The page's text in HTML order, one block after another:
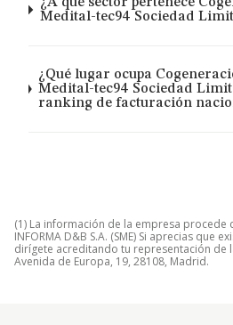
Medital-tec94 Sociedad
¿Qué lugar ocupa
Medital-tec94 Sociedad
ranking de facturación
(1) La información de la empresa procede
INFORMA D&B S.A. (SME) Si aprecias que
dirígete acreditando tu representación de
Avenida de Europa, 19, 28108, Madrid.